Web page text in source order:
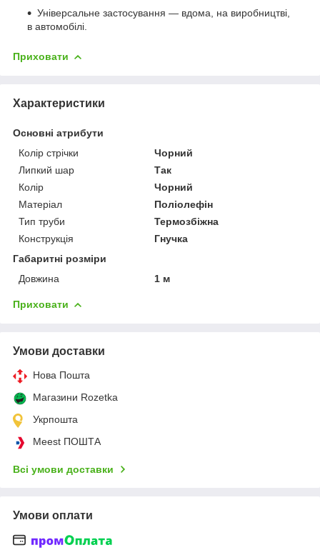
Універсальне застосування — вдома, на виробництві,
в автомобілі.
Приховати
Характеристики
Основні атрибути
Колір стрічки
Чорний
Липкий шар
Так
Колір
Чорний
Матеріал
Поліолефін
Тип труби
Термозбіжна
Конструкція
Гнучка
Габаритні розміри
Довжина
1 м
Приховати
Умови доставки
Нова Пошта
Магазини Rozetka
Укрпошта
Meest ПОШТА
Всі умови доставки
Умови оплати